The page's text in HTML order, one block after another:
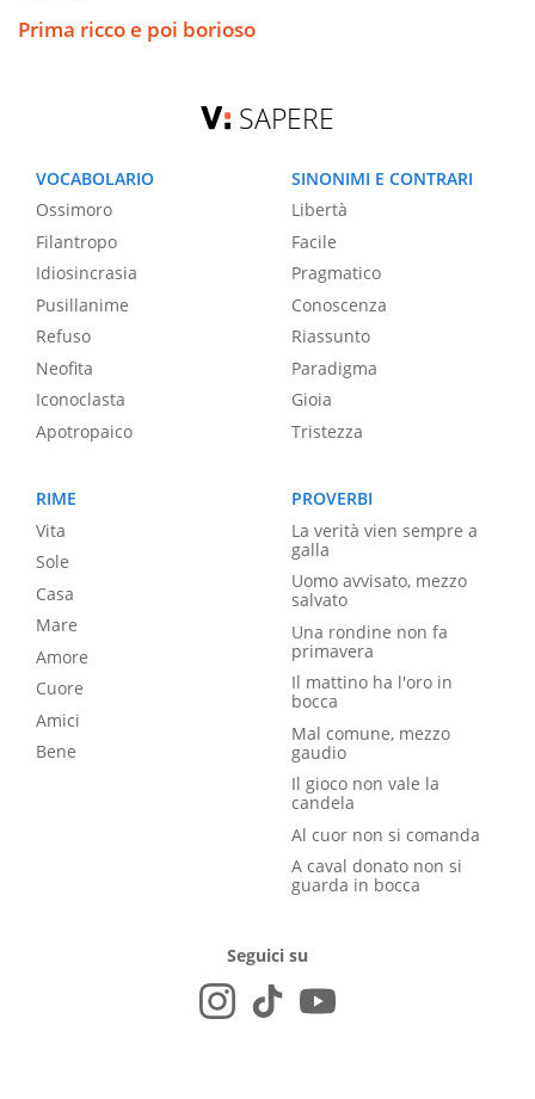
Prima ricco e poi borioso
SAPERE
VOCABOLARIO
Ossimoro
Filantropo
Idiosincrasia
Pusillanime
Refuso
Neofita
Iconoclasta
Apotropaico
SINONIMI E CONTRARI
Libertà
Facile
Pragmatico
Conoscenza
Riassunto
Paradigma
Gioia
Tristezza
RIME
Vita
Sole
Casa
Mare
Amore
Cuore
Amici
Bene
PROVERBI
La verità vien sempre a
galla
Uomo avvisato, mezzo
salvato
Una rondine non fa
primavera
Il mattino ha l'oro in
bocca
Mal comune, mezzo
gaudio
Il gioco non vale la
candela
Al cuor non si comanda
A caval donato non si
guarda in bocca
Seguici su